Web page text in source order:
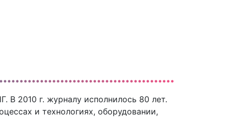
В 2010 г. журналу исполнилось 80 лет.
и технологиях, оборудовании,